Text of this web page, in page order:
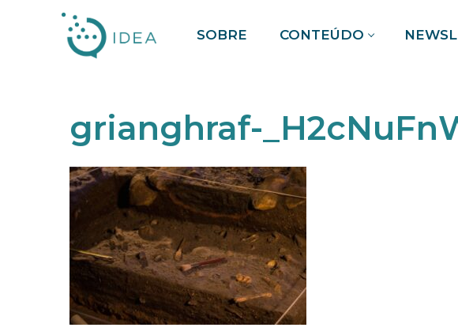
SOBRE CONTEÚDO
grianghraf-